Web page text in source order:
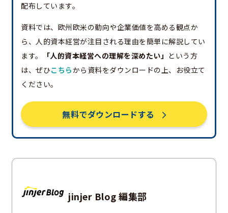
配布しています。
資料では、欧州欧米の動向や企業価値を高める観点か
ら、人的資本経営が注目される理由を簡単に解説してい
ます。
「人的資本経営への理解を深めたい」 という方
は、ぜひこちらから資料をダウンロードの上、お役立て
ください。
無料でダウンロードする
jinjer Blog 編集部